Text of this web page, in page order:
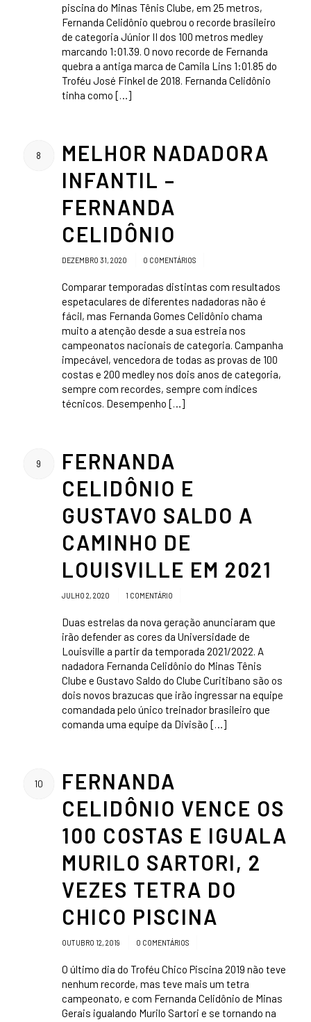
piscina do Minas Tênis Clube, em 25 metros,
Fernanda Celidônio quebrou o recorde brasileiro
de categoria Júnior II dos 100 metros medley
marcando 1:01.39. O novo recorde de Fernanda
quebra a antiga marca de Camila Lins 1:01.85 do
Troféu José Finkel de 2018. Fernanda Celidônio
tinha como […]
8
MELHOR NADADORA
INFANTIL –
FERNANDA
CELIDÔNIO
DEZEMBRO 31, 2020 0 COMENTÁRIOS
/
Comparar temporadas distintas com resultados
espetaculares de diferentes nadadoras não é
fácil, mas Fernanda Gomes Celidônio chama
muito a atenção desde a sua estreia nos
campeonatos nacionais de categoria. Campanha
impecável, vencedora de todas as provas de 100
costas e 200 medley nos dois anos de categoria,
sempre com recordes, sempre com índices
técnicos. Desempenho […]
9
FERNANDA
CELIDÔNIO E
GUSTAVO SALDO A
CAMINHO DE
LOUISVILLE EM 2021
JULHO 2, 2020 1 COMENTÁRIO
/
Duas estrelas da nova geração anunciaram que
irão defender as cores da Universidade de
Louisville a partir da temporada 2021/2022. A
nadadora Fernanda Celidônio do Minas Tênis
Clube e Gustavo Saldo do Clube Curitibano são os
dois novos brazucas que irão ingressar na equipe
comandada pelo único treinador brasileiro que
comanda uma equipe da Divisão […]
10
FERNANDA
CELIDÔNIO VENCE OS
100 COSTAS E IGUALA
MURILO SARTORI, 2
VEZES TETRA DO
CHICO PISCINA
OUTUBRO 12, 2019 0 COMENTÁRIOS
/
O último dia do Troféu Chico Piscina 2019 não teve
nenhum recorde, mas teve mais um tetra
campeonato, e com Fernanda Celidônio de Minas
Gerais igualando Murilo Sartori e se tornando na